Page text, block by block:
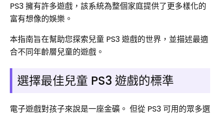
PS3 擁有許多遊戲，該系統為整個家庭提供了更多樣化的
富有想像的娛樂。
本指南旨在幫助您探索兒童 PS3 遊戲的世界，並描述最適
合不同年齡層兒童的遊戲。
選擇最佳兒童 PS3 遊戲的標準
電子遊戲對孩子來說是一座金礦。 但從 PS3 可用的眾多選